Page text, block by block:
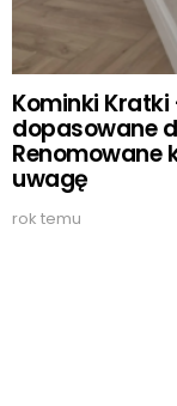
Kominki
dopasowane
Renomowane
uwagę
rok temu